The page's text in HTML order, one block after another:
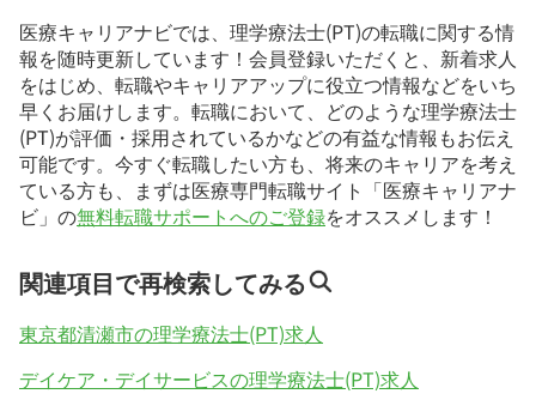
医療キャリアナビでは、理学療法士(PT)の転職に関する情
報を随時更新しています！会員登録いただくと、新着求人
をはじめ、転職やキャリアアップに役立つ情報などをいち
早くお届けします。転職において、どのような理学療法士
(PT)が評価・採用されているかなどの有益な情報もお伝え
可能です。今すぐ転職したい方も、将来のキャリアを考え
ている方も、まずは医療専門転職サイト「医療キャリアナ
ビ」の無料転職サポートへのご登録をオススメします！
関連項目で再検索してみる
東京都清瀬市の理学療法士(PT)求人
デイケア・デイサービスの理学療法士(PT)求人